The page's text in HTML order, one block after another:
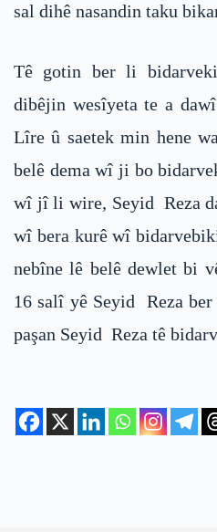
sal dihê nasandin taku
Tê gotin ber li
dibêjin wesîyeta te a
Lîre û saetek min hene
belê dema wî ji bo
wî jî li wire, Seyid Reza
wî bera kurê wî
nebîne lê belê dewlet bi
16 salî yê Seyid Reza
paşan Seyid Reza tê